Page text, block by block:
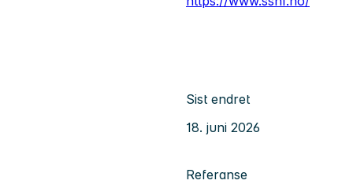
Sist endret
18. juni 2026
Referanse